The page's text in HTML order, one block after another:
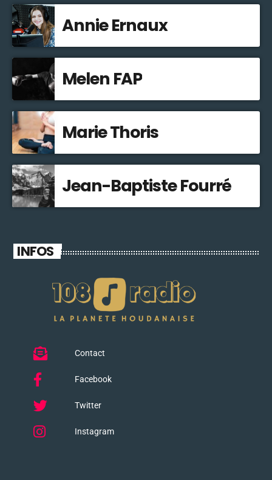
Annie Ernaux
Melen FAP
Marie Thoris
Jean-Baptiste Fourré
INFOS
Contact
Facebook
Twitter
Instagram